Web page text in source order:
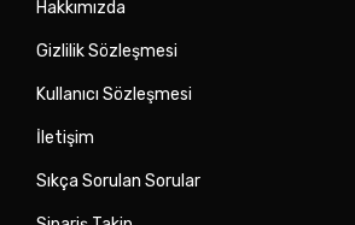
Hakkımızda
Gizlilik Sözleşmesi
Kullanıcı Sözleşmesi
İletişim
Sıkça Sorulan Sorular